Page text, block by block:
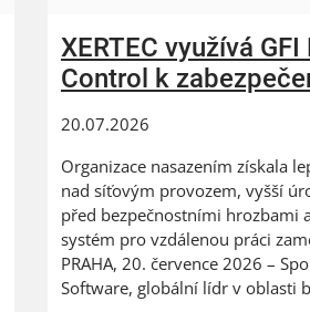
XERTEC využívá GFI
Control k
20.07.2026
Organizace nasazením získala
nad síťovým provozem, vyšší
před bezpečnostními hrozbami
systém pro vzdálenou práci
PRAHA, 20. července 2026 –
Software, globální lídr v oblasti